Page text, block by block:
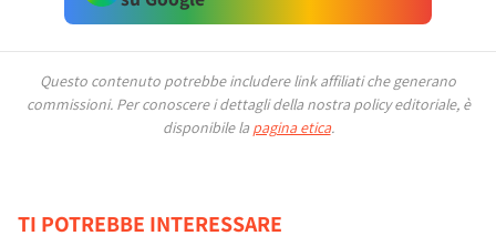
Questo contenuto potrebbe includere link affiliati che generano
commissioni. Per conoscere i dettagli della nostra policy editoriale, è
disponibile la pagina etica.
TI POTREBBE INTERESSARE